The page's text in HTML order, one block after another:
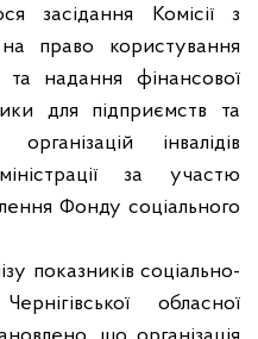
засідання Комісії з
право користування
та надання фінансової
для підприємств та
інвалідів
за участю
Фонду соціального
показників соціально-
обласної